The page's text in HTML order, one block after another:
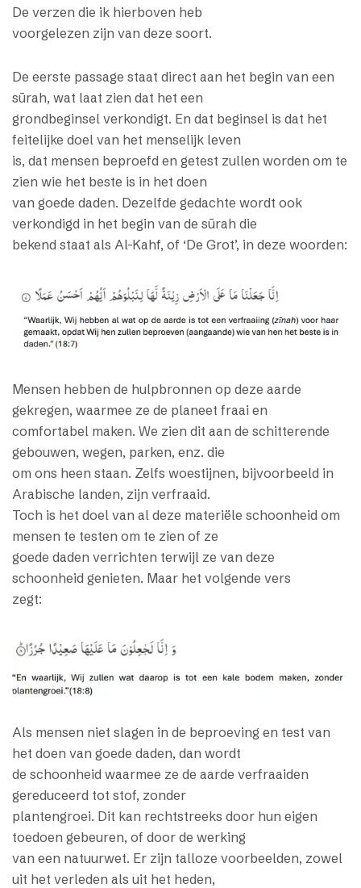
De verzen die ik hierboven heb
voorgelezen zijn van deze soort.
De eerste passage staat direct aan het begin van een
sūrah, wat laat zien dat het een
grondbeginsel verkondigt. En dat beginsel is dat het
feitelijke doel van het menselijk leven
is, dat mensen beproefd en getest zullen worden om te
zien wie het beste is in het doen
van goede daden. Dezelfde gedachte wordt ook
verkondigd in het begin van de sūrah die
bekend staat als Al-Kahf, of ‘De Grot’, in deze woorden:
Mensen hebben de hulpbronnen op deze aarde
gekregen, waarmee ze de planeet fraai en
comfortabel maken. We zien dit aan de schitterende
gebouwen, wegen, parken, enz. die
om ons heen staan. Zelfs woestijnen, bijvoorbeeld in
Arabische landen, zijn verfraaid.
Toch is het doel van al deze materiële schoonheid om
mensen te testen om te zien of ze
goede daden verrichten terwijl ze van deze
schoonheid genieten. Maar het volgende vers
zegt:
Als mensen niet slagen in de beproeving en test van
het doen van goede daden, dan wordt
de schoonheid waarmee ze de aarde verfraaiden
gereduceerd tot stof, zonder
plantengroei. Dit kan rechtstreeks door hun eigen
toedoen gebeuren, of door de werking
van een natuurwet. Er zijn talloze voorbeelden, zowel
uit het verleden als uit het heden,